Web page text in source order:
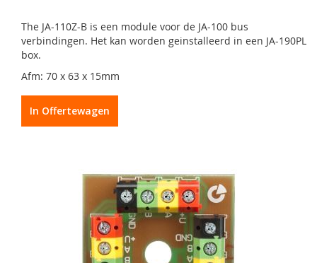
The JA-110Z-B is een module voor de JA-100 bus
verbindingen. Het kan worden geinstalleerd in een JA-190PL
box.
Afm: 70 x 63 x 15mm
In Offertewagen